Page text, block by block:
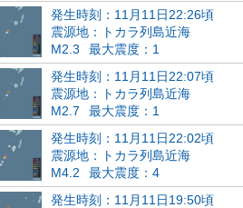
発生時刻：11月11日22:26頃
震源地：トカラ列島近海
M2.3
最大震度：1
発生時刻：11月11日22:07頃
震源地：トカラ列島近海
M2.7
最大震度：1
発生時刻：11月11日22:02頃
震源地：トカラ列島近海
M4.2
最大震度：4
発生時刻：11月11日19:50頃